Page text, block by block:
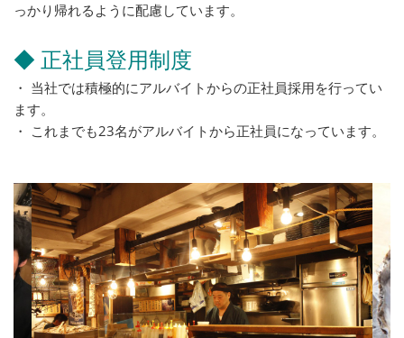
っかり帰れるように配慮しています。
◆ 正社員登用制度
・ 当社では積極的にアルバイトからの正社員採用を行ってい
ます。
・ これまでも23名がアルバイトから正社員になっています。